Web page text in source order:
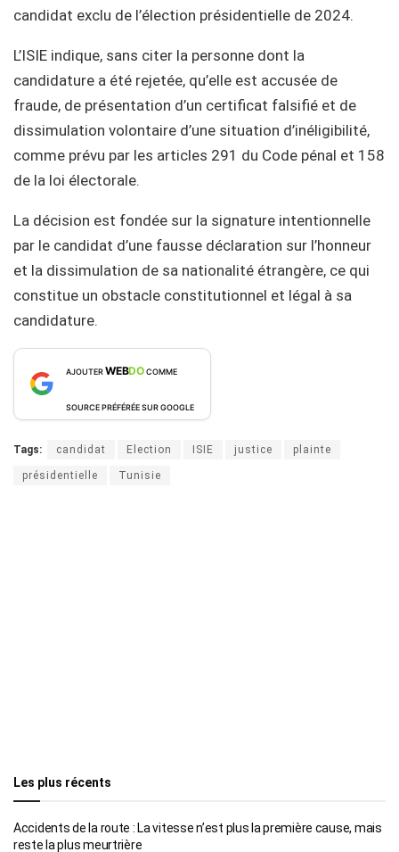
candidat exclu de l’élection présidentielle de 2024.
L’ISIE indique, sans citer la personne dont la
candidature a été rejetée, qu’elle est accusée de
fraude, de présentation d’un certificat falsifié et de
dissimulation volontaire d’une situation d’inéligibilité,
comme prévu par les articles 291 du Code pénal et 158
de la loi électorale.
La décision est fondée sur la signature intentionnelle
par le candidat d’une fausse déclaration sur l’honneur
et la dissimulation de sa nationalité étrangère, ce qui
constitue un obstacle constitutionnel et légal à sa
candidature.
AJOUTERWEBDOCOMME
SOURCE PRÉFÉRÉE SUR GOOGLE
Tags: candidat Election ISIE justice plainte
présidentielle Tunisie
Les plus récents
Accidents de la route : La vitesse n’est plus la première cause, mais
reste la plus meurtrière